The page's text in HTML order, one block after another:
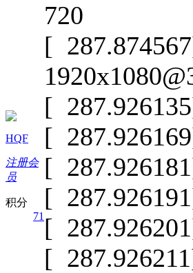
HQF
注册会
员
积分
71
720
[
[
[
[
[
[
[